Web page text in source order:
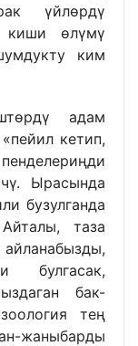
үйлөрдү
киши өлүмү
ким
адам
кетип,
Ырасында
бузулганда
таза
булгасак,
бак-
тең
жаныбарды